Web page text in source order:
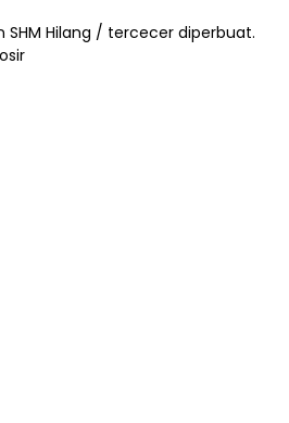
Hilang / tercecer diperbuat.